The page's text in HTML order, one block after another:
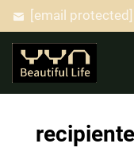
[email protected]